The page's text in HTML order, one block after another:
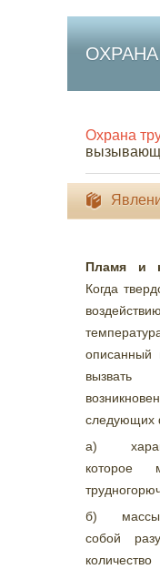
Охрана
Пламя и
Когда
описанный
вызвать
следующих
а)
которое
б) массы
собой